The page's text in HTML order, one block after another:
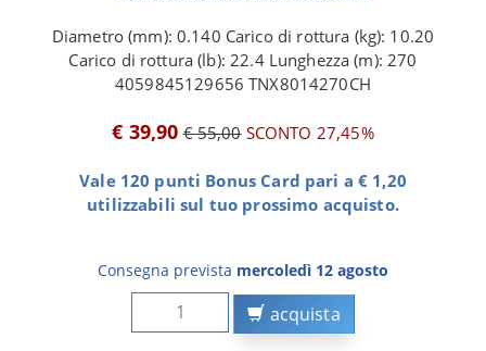
Diametro (mm): 0.140 Carico di rottura (kg): 10.20
Carico di rottura (lb): 22.4 Lunghezza (m): 270
4059845129656 TNX8014270CH
€ 39,90 € 55,00SCONTO 27,45%
Vale 120 punti Bonus Card pari a € 1,20
utilizzabili sul tuo prossimo acquisto.
Consegna prevista mercoledì 12 agosto
acquista